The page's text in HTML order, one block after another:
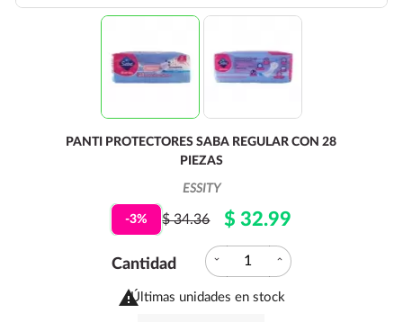
PANTI PROTECTORES SABA REGULAR CON 28
PIEZAS
ESSITY
-3% $ 34.36 $ 32.99
Cantidad expand_more expand_less

Últimas unidades en stock